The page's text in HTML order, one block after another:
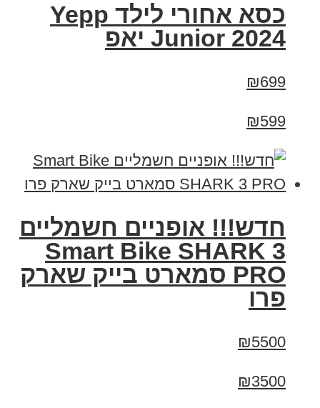
כסא אחורי לילד Yepp
Junior 2024 יאפ
₪699
₪599
חדש!!! אופניים חשמליים
Smart Bike SHARK 3
PRO סמארט בייק שארק
פרו
₪5500
₪3500